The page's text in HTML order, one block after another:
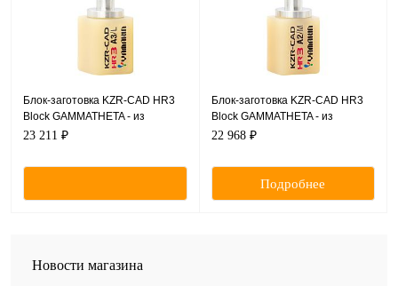
Блок-заготовка KZR-CAD HR3
Block GAMMATHETA - из
цирконокерамонапол.
23 211 ₽
Блок-заготовка KZR-CAD HR3
Block GAMMATHETA - из
цирконокерамонапол.
22 968 ₽
Подробнее
Новости магазина